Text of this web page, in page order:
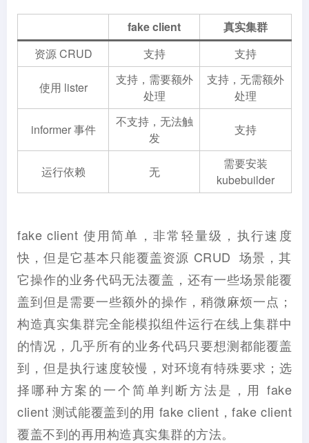
fake client
真实集群
资源 CRUD
支持 支持
使用 lister
支持，需要额外
处理
支持，无需额外
处理
informer 事件
不支持，无法触
发
支持
运行依赖 无
需要安装
kubebuilder
fake client 使用简单，非常轻量级，执行速度
快，但是它基本只能覆盖资源 CRUD 场景，其
它操作的业务代码无法覆盖，还有一些场景能覆
盖到但是需要一些额外的操作，稍微麻烦一点；
构造真实集群完全能模拟组件运行在线上集群中
的情况，几乎所有的业务代码只要想测都能覆盖
到，但是执行速度较慢，对环境有特殊要求；选
择哪种方案的一个简单判断方法是，用 fake
client 测试能覆盖到的用 fake client，fake client
覆盖不到的再用构造真实集群的方法。